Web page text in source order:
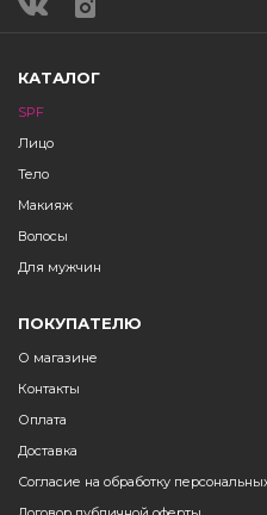
КАТАЛОГ
SPF
Лицо
Тело
Макияж
Волосы
Для мужчин
ПОКУПАТЕЛЮ
О магазине
Контакты
Оплата
Доставка
Согласие на обработку